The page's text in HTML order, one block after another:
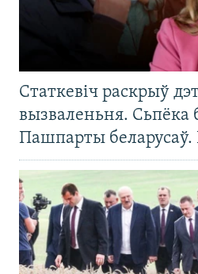
Статкевіч раскрыў
вызваленьня. Сьпёка
Пашпарты